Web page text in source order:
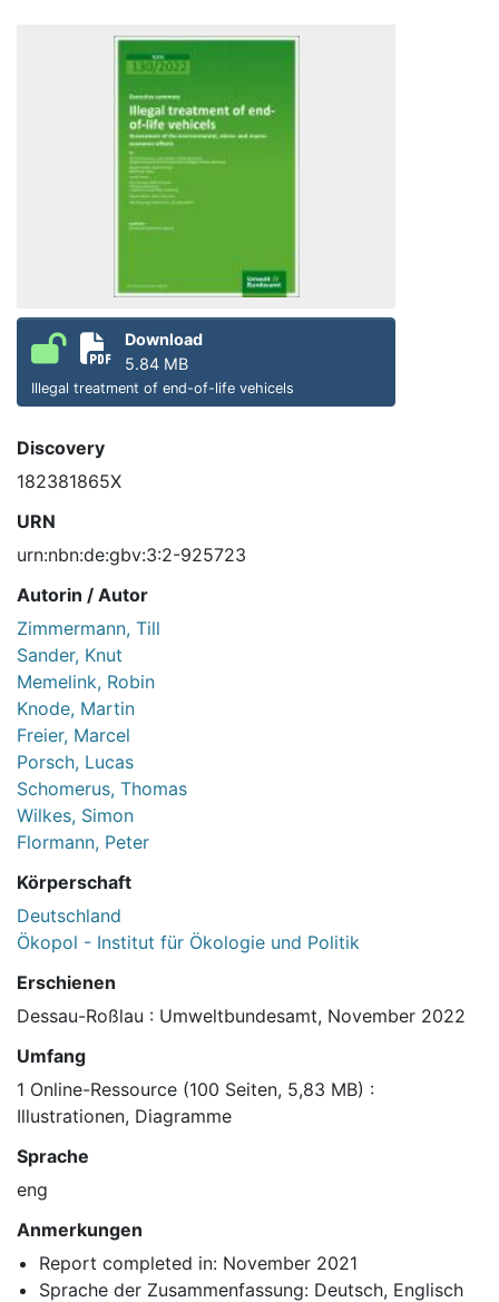
Download
5.84 MB
Illegal treatment of end-of-life vehicels
Discovery
182381865X
URN
urn:nbn:de:gbv:3:2-925723
Autorin / Autor
Zimmermann, Till
Sander, Knut
Memelink, Robin
Knode, Martin
Freier, Marcel
Porsch, Lucas
Schomerus, Thomas
Wilkes, Simon
Flormann, Peter
Körperschaft
Deutschland
Ökopol - Institut für Ökologie und Politik
Erschienen
Dessau-Roßlau : Umweltbundesamt, November 2022
Umfang
1 Online-Ressource (100 Seiten, 5,83 MB) :
Illustrationen, Diagramme
Sprache
eng
Anmerkungen
Report completed in: November 2021
Sprache der Zusammenfassung: Deutsch, Englisch